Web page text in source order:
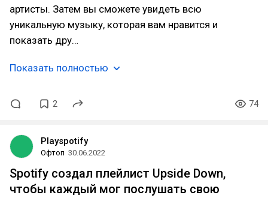
артисты. Затем вы сможете увидеть всю
уникальную музыку, которая вам нравится и
показать дру…
Показать полностью
2 74
Playspotify
Офтоп 30.06.2022
Spotify создал плейлист Upside Down,
чтобы каждый мог послушать свою